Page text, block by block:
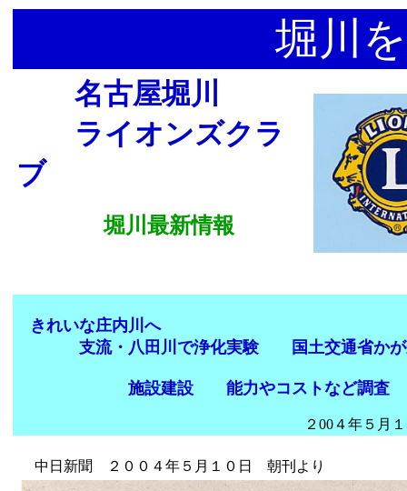
堀川
名古屋堀川
ライオンズクラ
ブ
堀川最新情報
きれいな庄内川へ
支流・八田川で浄化実験 国土交通省かが
施設建設 能力やコストなど調査
２00４年５月１０日 中日
中日新聞 ２００４年５月１０日 朝刊より